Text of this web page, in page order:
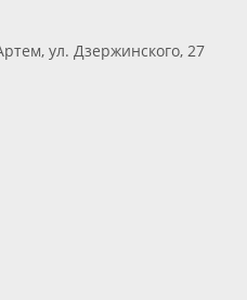
ул. Дзержинского, 27